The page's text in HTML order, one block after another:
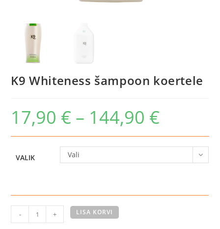
K9 Whiteness šampoon koertele
17,90 € – 144,90 €
VALIK Vali
Whiteness
- + LISA KORVI